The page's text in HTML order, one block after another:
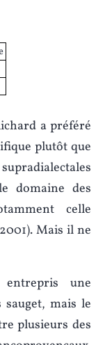
a préféré
plutôt que
domaine des
celle
Mais il ne
entrepris une
mais le
plusieurs des